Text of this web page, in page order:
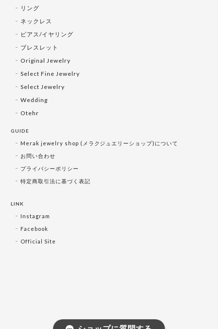
リング
ネックレス
ピアス/イヤリング
ブレスレット
Original Jewelry
Select Fine Jewelry
Select Jewelry
Wedding
Otehr
GUIDE
Merak jewelry shop (メラクジュエリーショップ)について
お問い合わせ
プライバシーポリシー
特定商取引法に基づく表記
LINK
Instagram
Facebook
Official Site